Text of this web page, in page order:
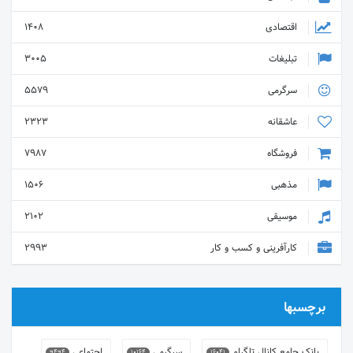
اقتصادی
1408
تبلیغات
3005
سرگرمی
5579
عاشقانه
2323
فروشگاه
7987
مذهبی
1506
موسیقی
2102
کارآفرینی و کسب و کار
2993
برچسبها